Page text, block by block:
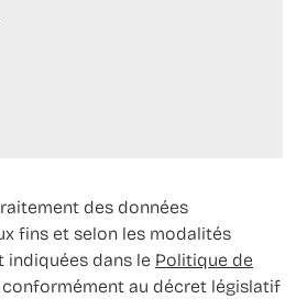
des données
fins et selon les modalités
indiquées dans le Politique de
conformément au décret législatif